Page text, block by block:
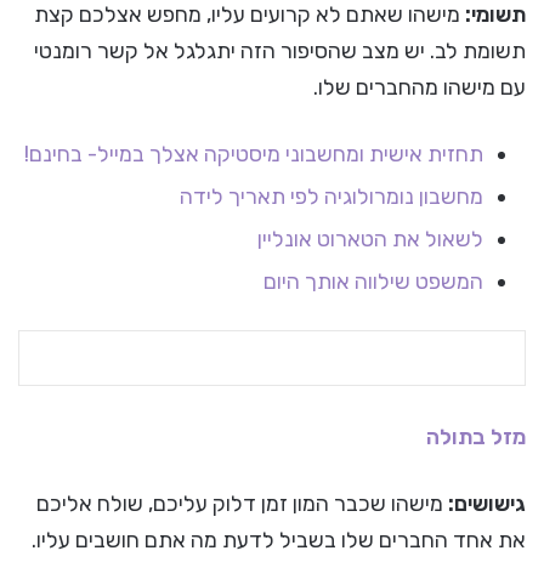
תשומי: מישהו שאתם לא קרועים עליו, מחפש אצלכם קצת
תשומת לב. יש מצב שהסיפור הזה יתגלגל אל קשר רומנטי
עם מישהו מהחברים שלו.
תחזית אישית ומחשבוני מיסטיקה אצלך במייל- בחינם!
מחשבון נומרולוגיה לפי תאריך לידה
לשאול את הטארוט אונליין
המשפט שילווה אותך היום
מזל בתולה
גישושים: מישהו שכבר המון זמן דלוק עליכם, שולח אליכם
את אחד החברים שלו בשביל לדעת מה אתם חושבים עליו.